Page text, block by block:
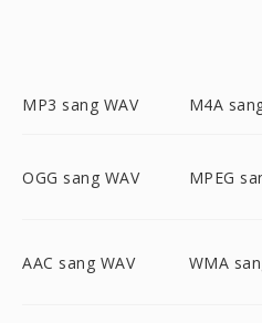
MP3 sang WAV M4A
OGG sang WAV MPEG
AAC sang WAV WMA